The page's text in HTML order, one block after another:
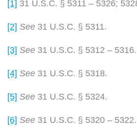
[1] 31 U.S.C. § 5311 – 5326;
[2] See 31 U.S.C. § 5311.
[3] See 31 U.S.C. § 5312 – 5316.
[4] See 31 U.S.C. § 5318.
[5] See 31 U.S.C. § 5324.
[6] See 31 U.S.C. § 5320 – 5322.